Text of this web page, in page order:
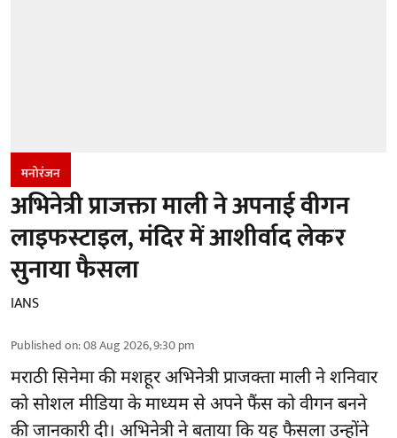
मनोरंजन
अभिनेत्री प्राजक्ता माली ने अपनाई वीगन
लाइफस्टाइल, मंदिर में आशीर्वाद लेकर
सुनाया फैसला
IANS
Published on:08 Aug 2026, 9:30 pm
मराठी सिनेमा की मशहूरअभिनेत्रीप्राजक्ता माली ने शनिवार
को सोशल मीडिया के माध्यम से अपने फैंस को वीगन बनने
की जानकारी दी। अभिनेत्री ने बताया कि यह फैसला उन्होंने